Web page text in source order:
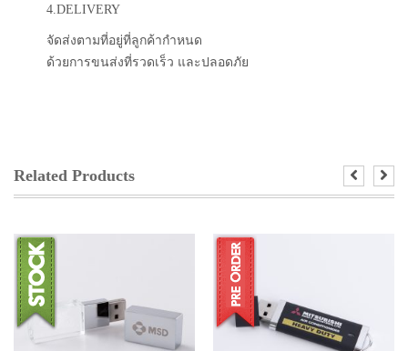
4.DELIVERY
จัดส่งตามที่อยู่ที่ลูกค้ากำหนด
ด้วยการขนส่งที่รวดเร็ว และปลอดภัย
Related Products